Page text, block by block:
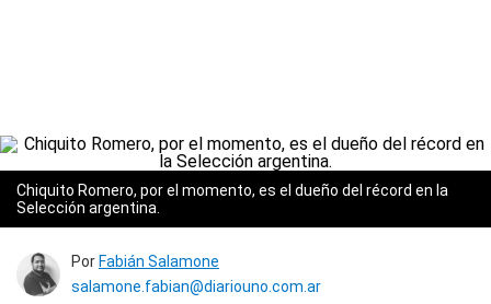
Chiquito Romero, por el momento, es el dueño del récord en la
Selección argentina.
Por Fabián Salamone
salamone.fabian@diariouno.com.ar